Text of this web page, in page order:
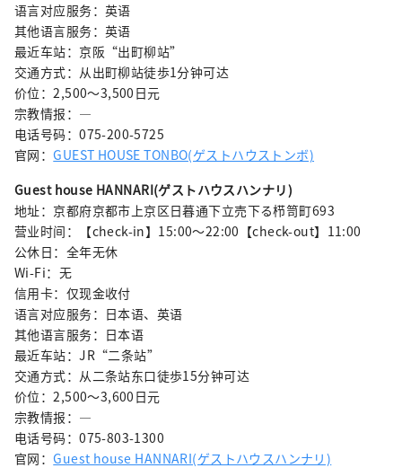
语言对应服务：英语
其他语言服务：英语
最近车站：京阪“出町柳站”
交通方式：从出町柳站徒歩1分钟可达
价位：2,500～3,500日元
宗教情报：—
电话号码：075-200-5725
官网：GUEST HOUSE TONBO(ゲストハウストンボ)
Guest house HANNARI(ゲストハウスハンナリ)
地址：京都府京都市上京区日暮通下立売下る栉笥町693
营业时间：【check-in】15:00〜22:00【check-out】11:00
公休日：全年无休
Wi-Fi：无
信用卡：仅现金收付
语言对应服务：日本语、英语
其他语言服务：日本语
最近车站：JR“二条站”
交通方式：从二条站东口徒歩15分钟可达
价位：2,500～3,600日元
宗教情报：—
电话号码：075-803-1300
官网：Guest house HANNARI(ゲストハウスハンナリ)